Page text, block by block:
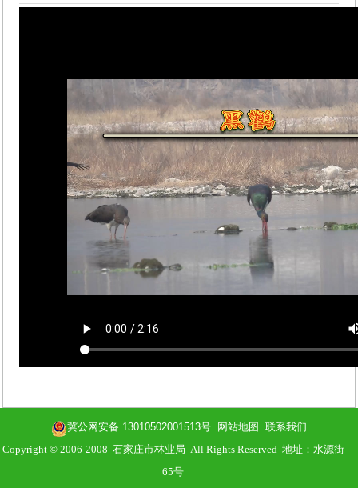
冀公网安备 13010502001513号 网站地图
联系我们
Copyright © 2006-2008 石家庄市林业局 All Rights Reserved 地址：水源街
65号